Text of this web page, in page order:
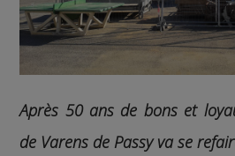
Après 50 ans de bons et
de Varens de Passy va se